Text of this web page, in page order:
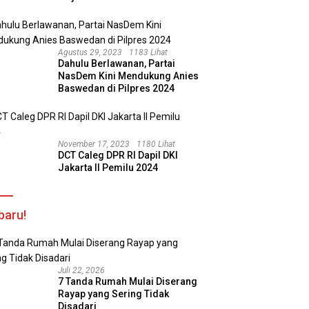
Agustus 29, 2023 1183 Lihat
Dahulu Berlawanan, Partai
NasDem Kini Mendukung Anies
Baswedan di Pilpres 2024
November 17, 2023 1180 Lihat
DCT Caleg DPR RI Dapil DKI
Jakarta II Pemilu 2024
Juli 22, 2026
7 Tanda Rumah Mulai Diserang
Rayap yang Sering Tidak
Disadari